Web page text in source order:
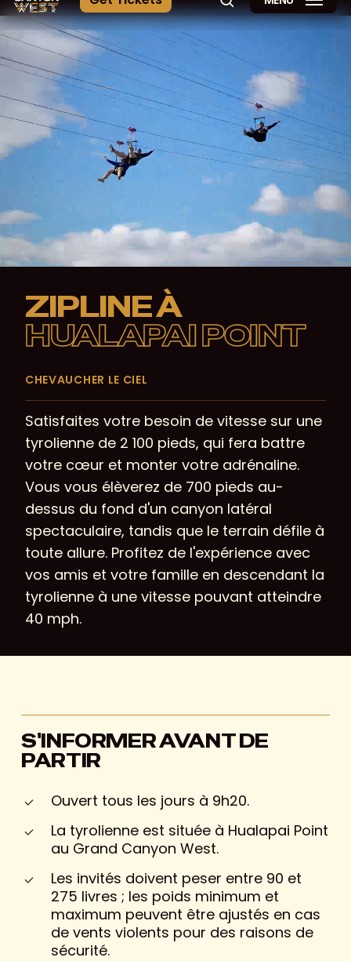
recherche
ZIPLINE À
HUALAPAI POINT
CHEVAUCHER LE CIEL
Satisfaites votre besoin de vitesse sur une
tyrolienne de 2 100 pieds, qui fera battre
votre cœur et monter votre adrénaline.
Vous vous élèverez de 700 pieds au-
dessus du fond d'un canyon latéral
spectaculaire, tandis que le terrain défile à
toute allure. Profitez de l'expérience avec
vos amis et votre famille en descendant la
tyrolienne à une vitesse pouvant atteindre
40 mph.
S'INFORMER AVANT DE
PARTIR
Ouvert tous les jours à 9h20.
La tyrolienne est située à Hualapai Point
au Grand Canyon West.
Les invités doivent peser entre 90 et
275 livres ; les poids minimum et
maximum peuvent être ajustés en cas
de vents violents pour des raisons de
sécurité.